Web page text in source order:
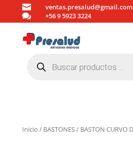

ventas.presalud@gmail.com

+56 9 5923 3224
productos
Inicio / BASTONES/ BASTON CURVO